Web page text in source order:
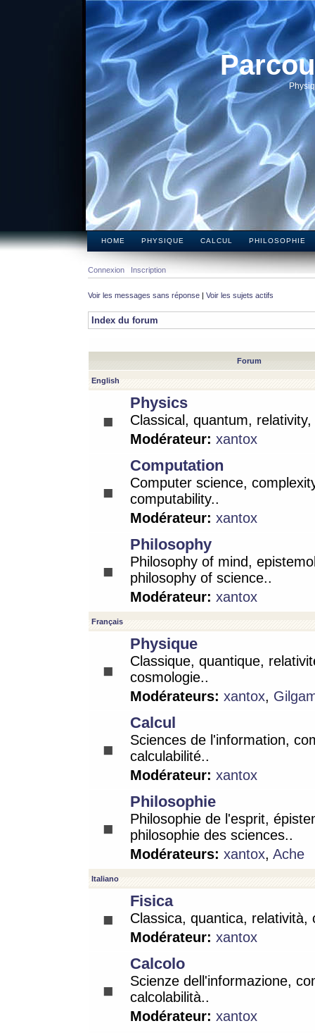
HOME PHYSIQUE CALCUL PHILOSOPHIE
Connexion Inscription
Voir les messages sans réponse | Voir les sujets actifs
Index du forum
Forum
English
Physics
Classical, quantum,
Modérateur: xantox
Computation
Computer science,
computability..
Modérateur: xantox
Philosophy
Philosophy of mind,
philosophy of science..
Modérateur: xantox
Français
Physique
Classique, quantique,
cosmologie..
Modérateurs: xantox,
Calcul
Sciences de l'information,
calculabilité..
Modérateur: xantox
Philosophie
Philosophie de l'esprit,
philosophie des sciences..
Modérateurs: xantox, Ache
Italiano
Fisica
Classica, quantica, relatività,
Modérateur: xantox
Calcolo
Scienze dell'informazione,
calcolabilità..
Modérateur: xantox